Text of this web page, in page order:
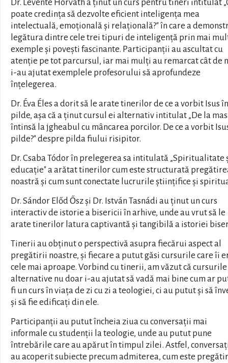
Dr. Levente Horváth a ținut un curs pentru tineri intitulat
poate credința să dezvolte eficient inteligența mea
intelectuală, emoțională și relațională?" în care a
legătura dintre cele trei tipuri de inteligență prin mai
exemple și povești fascinante. Participanții au ascultat cu
atenție pe tot parcursul, iar mai mulți au remarcat cât de
i-au ajutat exemplele profesorului să aprofundeze
înțelegerea.
Dr. Éva Éles a dorit să le arate tinerilor de ce a vorbit Isus în
pilde, așa că a ținut cursul ei alternativ intitulat „De la
întinsă la jgheabul cu mâncarea porcilor. De ce a vorbit
pilde?" despre pilda fiului risipitor.
Dr. Csaba Tódor în prelegerea sa intitulată „Spiritualitate
educație" a arătat tinerilor cum este structurată
noastră și cum sunt conectate lucrurile științifice și
Dr. Sándor Előd Ősz și Dr. István Tasnádi au ținut un curs
interactiv de istorie a bisericii în arhive, unde au vrut să le
arate tinerilor latura captivantă și tangibilă a istoriei
Tinerii au obținut o perspectivă asupra fiecărui aspect al
pregătirii noastre, și fiecare a putut găsi cursurile care îi
cele mai aproape. Vorbind cu tinerii, am văzut că cursurile
alternative nu doar i-au ajutat să vadă mai bine cum ar
fi un curs în viața de zi cu zi a teologiei, ci au putut și să
și să fie edificați din ele.
Participanții au putut încheia ziua cu conversații mai
informale cu studenții la teologie, unde au putut pune
întrebările care au apărut în timpul zilei. Astfel,
au acoperit subiecte precum admiterea, cum este